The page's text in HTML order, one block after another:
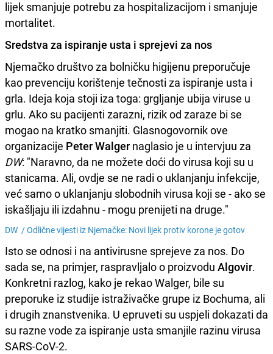
lijek smanjuje potrebu za hospitalizacijom i smanjuje
mortalitet.
Sredstva za ispiranje usta i sprejevi za nos
Njemačko društvo za bolničku higijenu preporučuje
kao prevenciju korištenje tečnosti za ispiranje usta i
grla. Ideja koja stoji iza toga: grgljanje ubija viruse u
grlu. Ako su pacijenti zarazni, rizik od zaraze bi se
mogao na kratko smanjiti. Glasnogovornik ove
organizacije Peter Walger naglasio je u intervjuu za
DW: "Naravno, da ne možete doći do virusa koji su u
stanicama. Ali, ovdje se ne radi o uklanjanju infekcije,
već samo o uklanjanju slobodnih virusa koji se - ako se
iskašljaju ili izdahnu - mogu prenijeti na druge."
DW /Odlične vijesti iz Njemačke: Novi lijek protiv korone je gotov
Isto se odnosi i na antivirusne sprejeve za nos. Do
sada se, na primjer, raspravljalo o proizvodu Algovir.
Konkretni razlog, kako je rekao Walger, bile su
preporuke iz studije istraživačke grupe iz Bochuma, ali
i drugih znanstvenika. U epruveti su uspjeli dokazati da
su razne vode za ispiranje usta smanjile razinu virusa
SARS-CoV-2.